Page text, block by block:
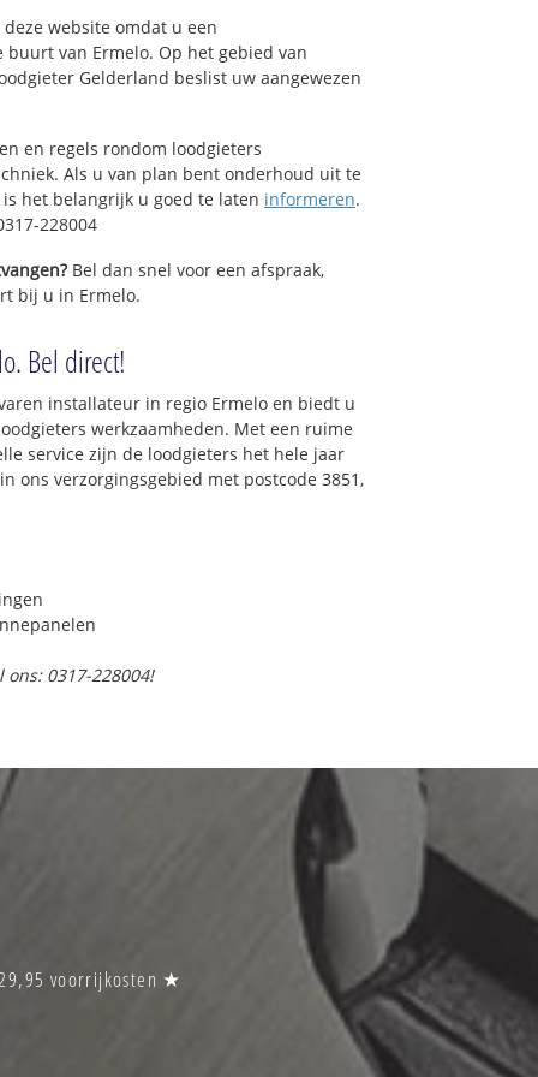
website omdat u een
van Ermelo. Op het gebied van
Gelderland beslist uw aangewezen
en regels rondom loodgieters
Als u van plan bent onderhoud uit te
het belangrijk u goed te laten informeren.
228004
Bel dan snel voor een afspraak,
bij u in Ermelo.
Bel direct!
installateur in regio Ermelo en biedt u
werkzaamheden. Met een ruime
service zijn de loodgieters het hele jaar
ons verzorgingsgebied met postcode 3851,
ons: 0317-228004!
voorrijkosten ★